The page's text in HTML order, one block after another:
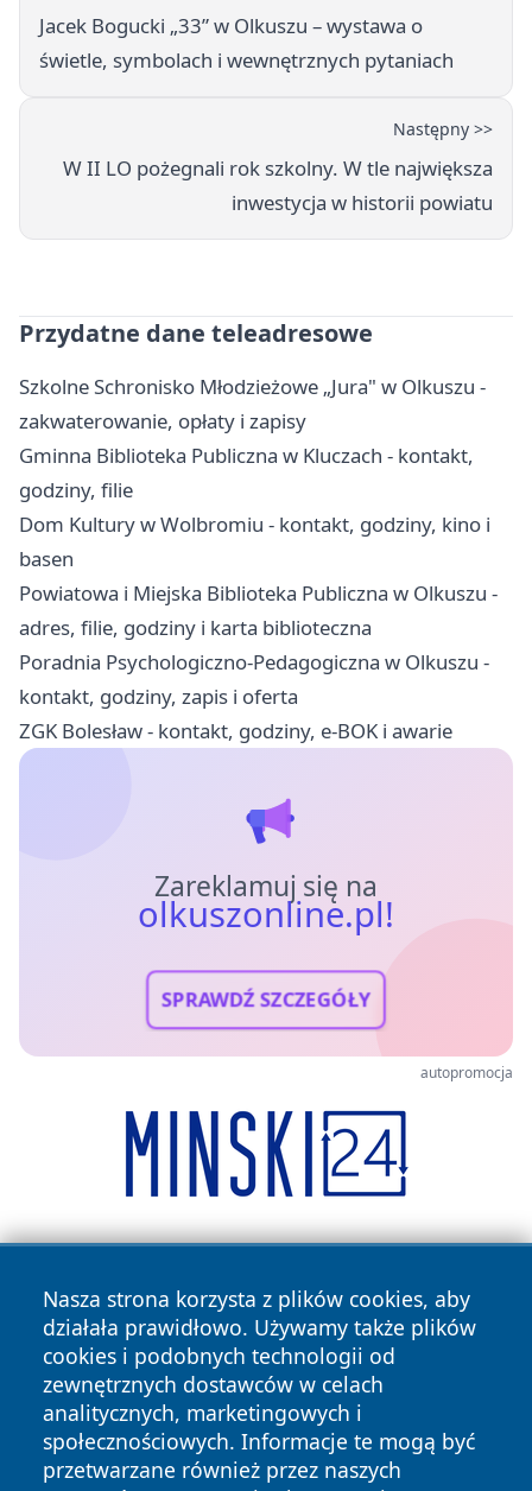
Jacek Bogucki „33” w Olkuszu – wystawa o
świetle, symbolach i wewnętrznych pytaniach
Następny >>
W II LO pożegnali rok szkolny. W tle największa
inwestycja w historii powiatu
Przydatne dane teleadresowe
Szkolne Schronisko Młodzieżowe „Jura" w Olkuszu -
zakwaterowanie, opłaty i zapisy
Gminna Biblioteka Publiczna w Kluczach - kontakt,
godziny, filie
Dom Kultury w Wolbromiu - kontakt, godziny, kino i
basen
Powiatowa i Miejska Biblioteka Publiczna w Olkuszu -
adres, filie, godziny i karta biblioteczna
Poradnia Psychologiczno-Pedagogiczna w Olkuszu -
kontakt, godziny, zapis i oferta
ZGK Bolesław - kontakt, godziny, e-BOK i awarie
Zareklamuj się na
olkuszonline.pl!
SPRAWDŹ SZCZEGÓŁY
autopromocja
Nasza strona korzysta z plików cookies, aby
działała prawidłowo. Używamy także plików
cookies i podobnych technologii od
zewnętrznych dostawców w celach
analitycznych, marketingowych i
społecznościowych. Informacje te mogą być
przetwarzane również przez naszych
Copyright © 2026 olkuszonline.pl Wszystkie prawa
zastrzeżone.